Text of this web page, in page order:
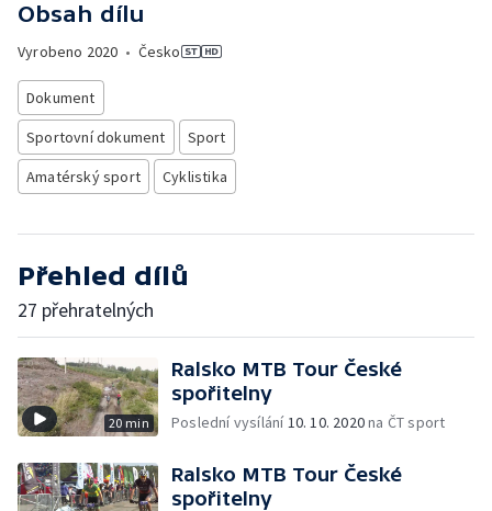
Obsah dílu
Vyrobeno 2020 • Česko
Dokument
Sportovní dokument
Sport
Amatérský sport
Cyklistika
Přehled dílů
27 přehratelných
20 min
Ralsko MTB Tour České
spořitelny
Poslední vysílání10. 10. 2020na ČT sport
Ralsko MTB Tour České
spořitelny